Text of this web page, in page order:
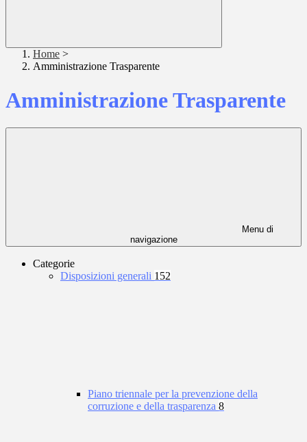
Home >
Amministrazione Trasparente
Amministrazione Trasparente
Menu di
navigazione
Categorie
Disposizioni generali 152
Piano triennale per la prevenzione della
corruzione e della trasparenza 8